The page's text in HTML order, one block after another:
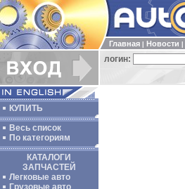
Главная Новости
логин:
КУПИТЬ
Весь список
По категориям
КАТАЛОГИ
ЗАПЧАСТЕЙ
Легковые авто
Грузовые авто